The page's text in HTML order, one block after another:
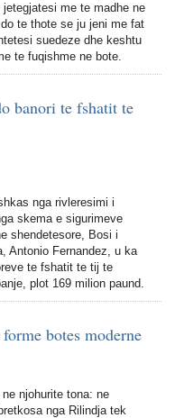
me te madhe ne
te thote se ju jeni me fat
suedeze dhe keshtu
te fuqishme ne bote.
banori te fshatit te
nga rivleresimi i
skema e sigurimeve
shendetesore, Bosi i
Antonio Fernandez, u ka
te fshatit te tij te
plot 169 milion paund.
botes moderne
njohurite tona: ne
nga Rilindja tek